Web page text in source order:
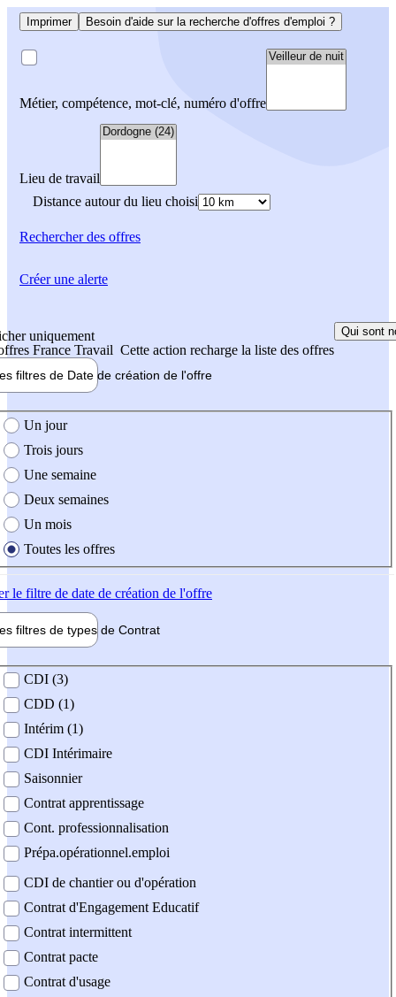
Imprimer Besoin d'aide sur la recherche d'offres d'emploi ?
Métier, compétence, mot-clé, numéro d'offre
Lieu de travail
Distance autour du lieu choisi
Rechercherdes offres
uniquement
France Travail Cette action recharge la liste des offres
Qui sont
filtres de Date de création de l'offre
création de l'offre
Un jour
Trois jours
Une semaine
Deux semaines
Un mois
Toutes les offres
le filtre de date de création de l'offre
filtres de types de Contrat
contrat
CDI (3)
CDD (1)
Intérim (1)
CDI Intérimaire
Saisonnier
Contrat apprentissage
Cont. professionnalisation
Prépa.opérationnel.emploi
CDI de chantier ou d'opération
Contrat d'Engagement Educatif
Contrat intermittent
Contrat pacte
Contrat d'usage
Créer une alerte